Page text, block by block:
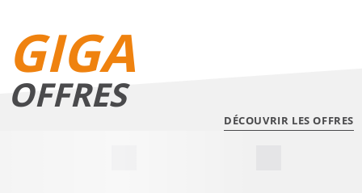
GIGA
OFFRES
DÉCOUVRIR LES OFFRES